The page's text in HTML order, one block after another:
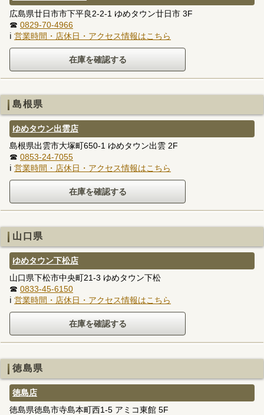
広島県廿日市市下平良2-2-1 ゆめタウン廿日市 3F
☎ 0829-70-4966
ℹ 営業時間・店休日・アクセス情報はこちら
島根県
ゆめタウン出雲店
島根県出雲市大塚町650-1 ゆめタウン出雲 2F
☎ 0853-24-7055
ℹ 営業時間・店休日・アクセス情報はこちら
山口県
ゆめタウン下松店
山口県下松市中央町21-3 ゆめタウン下松
☎ 0833-45-6150
ℹ 営業時間・店休日・アクセス情報はこちら
徳島県
徳島店
徳島県徳島市寺島本町西1-5 アミコ東館 5F